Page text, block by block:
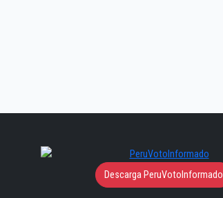
Descarga PeruVotoInformado